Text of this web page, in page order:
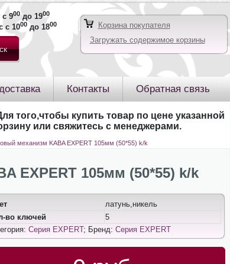
с 900до 1900
с 1000до 1800
Корзина покупателя
Загружать содержимое корзины
Контакты Обратная связь
того,чтобы купить товар по цене указанной
или свяжитесь с менеджерами.
механизм KABA EXPERT 105мм (50*55) k/k
EXPERT 105мм (50*55) k/k
латунь,никель
во ключей
5
Серия EXPERT; Бренд: Серия EXPERT